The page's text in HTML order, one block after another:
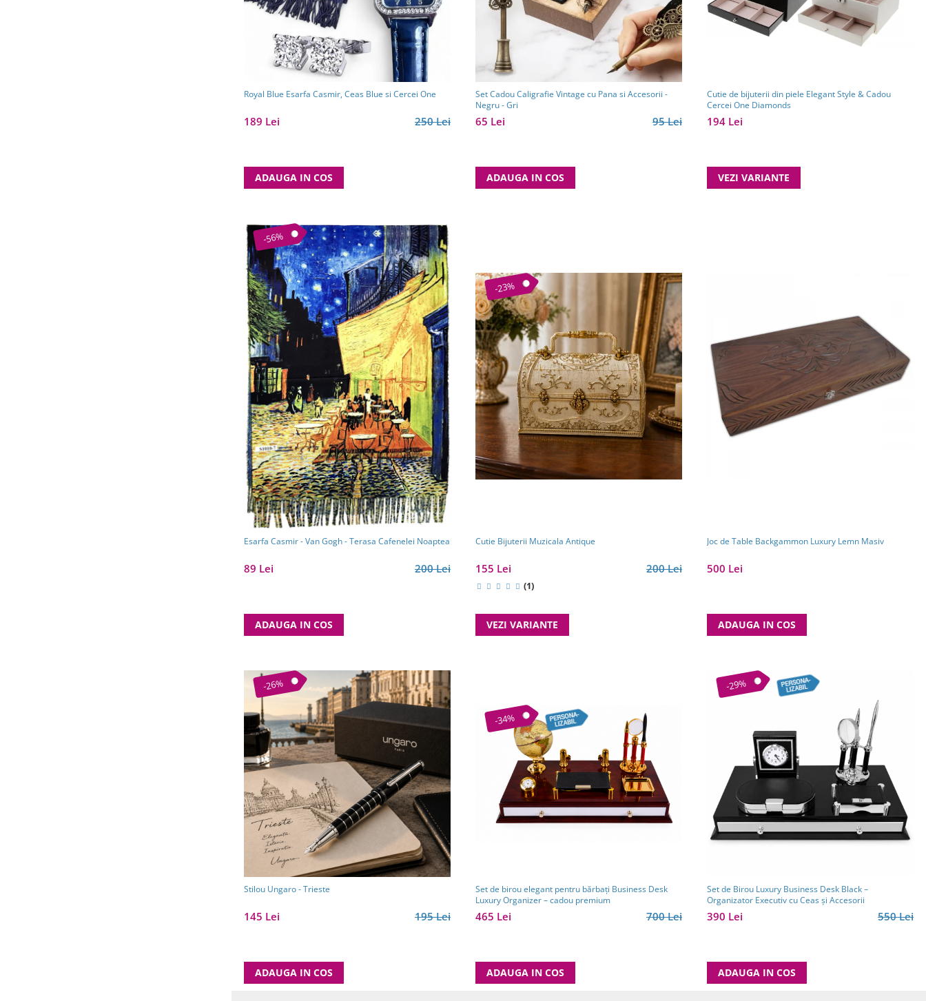
Royal Blue Esarfa Casmir, Ceas Blue si Cercei One
250 Lei
189 Lei
ADAUGA IN COS
Set Cadou Caligrafie Vintage cu Pana si Accesorii -
Negru - Gri
95 Lei
65 Lei
ADAUGA IN COS
Cutie de bijuterii din piele Elegant Style & Cadou
Cercei One Diamonds
194 Lei
VEZI VARIANTE
-56%
Esarfa Casmir - Van Gogh - Terasa Cafenelei Noaptea
200 Lei
89 Lei
ADAUGA IN COS
-23%
Cutie Bijuterii Muzicala Antique
200 Lei
155 Lei
(1)
VEZI VARIANTE
Joc de Table Backgammon Luxury Lemn Masiv
500 Lei
ADAUGA IN COS
-26%
Stilou Ungaro - Trieste
195 Lei
145 Lei
ADAUGA IN COS
-34%
Set de birou elegant pentru bărbați Business Desk
Luxury Organizer – cadou premium
700 Lei
465 Lei
ADAUGA IN COS
-29%
Set de Birou Luxury Business Desk Black –
Organizator Executiv cu Ceas și Accesorii
550 Lei
390 Lei
ADAUGA IN COS